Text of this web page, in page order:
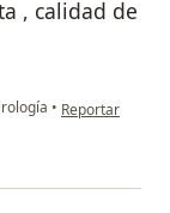
, calidad de
• en opinión del
Reportar